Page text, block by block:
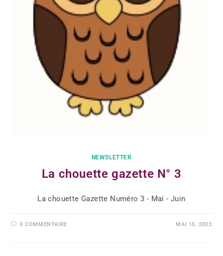
NEWSLETTER
La chouette gazette N° 3
La chouette Gazette Numéro 3 - Mai - Juin
0 COMMENTAIRE MAI 15, 2023